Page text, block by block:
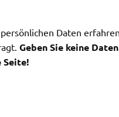
Daten
Geben Sie keine
Seite!